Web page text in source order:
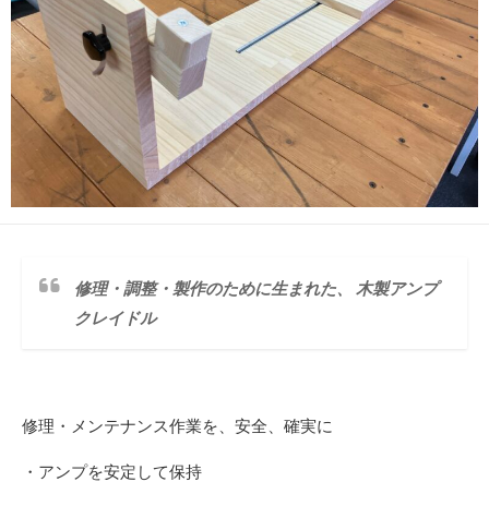
修理・調整・製作のために生まれた、 木製アンプ
クレイドル
修理・メンテナンス作業を、安全、確実に
・アンプを安定して保持